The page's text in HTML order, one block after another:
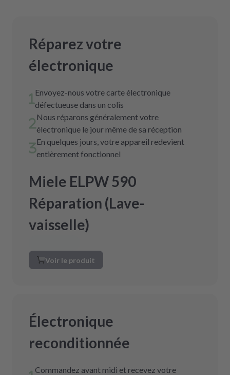
Réparez votre
électronique
Envoyez-nous votre carte électronique
défectueuse dans un colis
Nous réparons généralement votre
électronique le jour même de sa réception
En quelques jours, votre appareil redevient
entièrement fonctionnel
Miele ELPW 590
Réparation (Lave-
vaisselle)
Voir le produit
Électronique
reconditionnée
Commandez avant midi et recevez votre